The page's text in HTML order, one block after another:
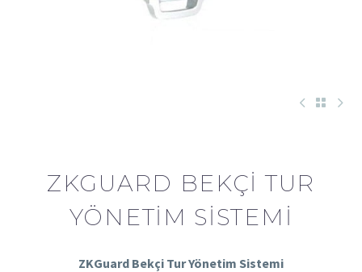
ZKGUARD BEKÇI TUR
YÖNETIM SISTEMI
ZKGuard Bekçi Tur Yönetim Sistemi